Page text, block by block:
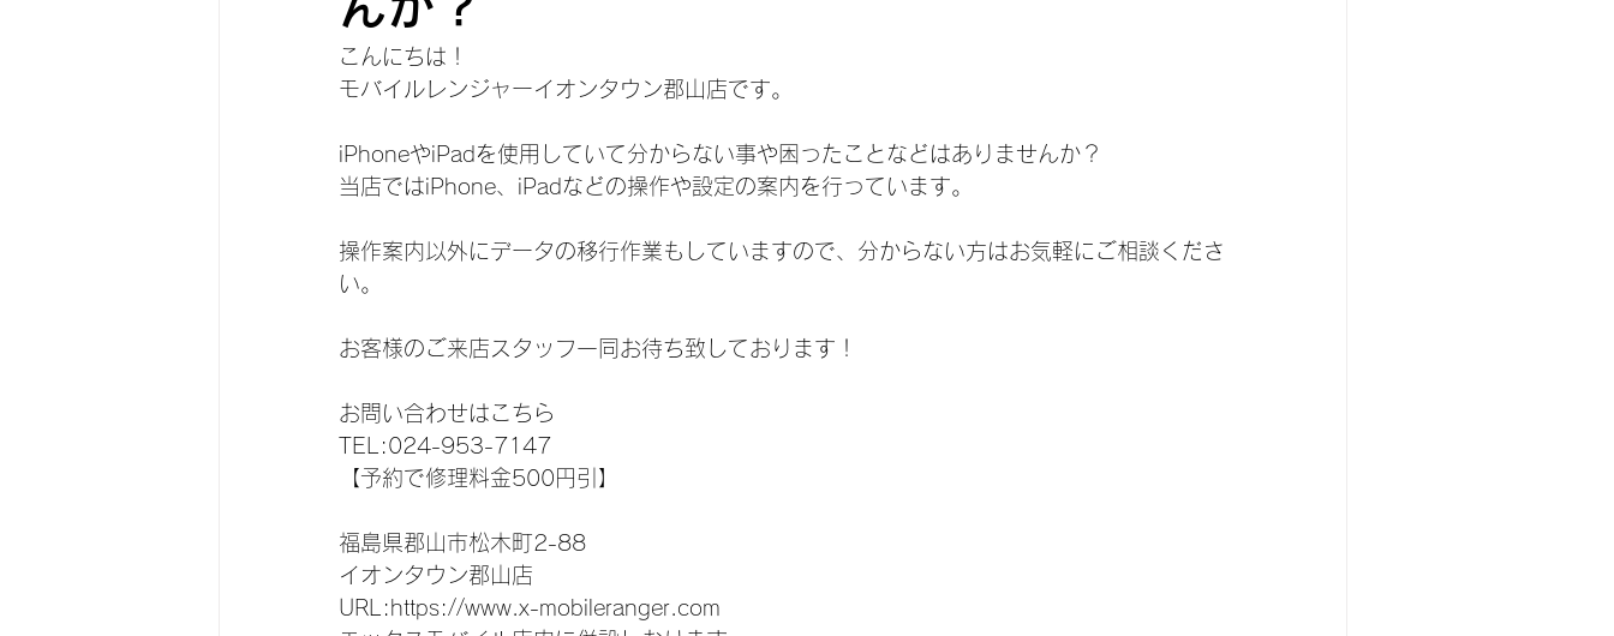
こんにちは！
モバイルレンジャーイオンタウン郡山店です。
iPhoneやiPadを使用していて分からない事や困ったことなどはありませんか？
当店ではiPhone、iPadなどの操作や設定の案内を行っています。
操作案内以外にデータの移行作業もしていますので、分からない方はお気軽にご相談くださ
い。
お客様のご来店スタッフ一同お待ち致しております！
お問い合わせはこちら
TEL:024-953-7147
【予約で修理料金500円引】
福島県郡山市松木町2-88
イオンタウン郡山店
URL:https://www.x-mobileranger.com